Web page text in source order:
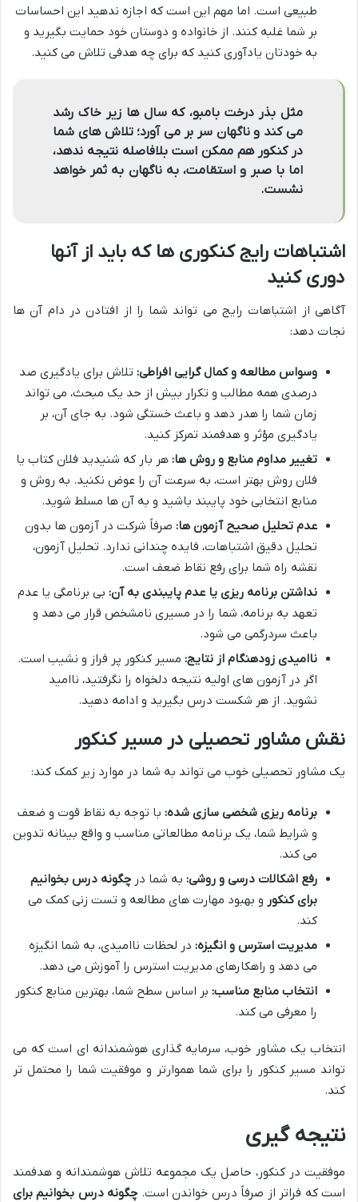
طبیعی است. اما مهم این است که اجازه ندهید این احساسات
بر شما غلبه کنند. از خانواده و دوستان خود حمایت بگیرید و
به خودتان یادآوری کنید که برای چه هدفی تلاش می کنید.
مثل بذر درخت بامبو، که سال ها زیر خاک رشد
می کند و ناگهان سر بر می آورد؛ تلاش های شما
در کنکور هم ممکن است بلافاصله نتیجه ندهد،
اما با صبر و استقامت، به ناگهان به ثمر خواهد
نشست.
اشتباهات رایج کنکوری ها که باید از آنها
دوری کنید
آگاهی از اشتباهات رایج می تواند شما را از افتادن در دام آن ها
نجات دهد:
وسواس مطالعه و کمال گرایی افراطی: تلاش برای یادگیری صد
درصدی همه مطالب و تکرار بیش از حد یک مبحث، می تواند
زمان شما را هدر دهد و باعث خستگی شود. به جای آن، بر
یادگیری مؤثر و هدفمند تمرکز کنید.
تغییر مداوم منابع و روش ها: هر بار که شنیدید فلان کتاب یا
فلان روش بهتر است، به سرعت آن را عوض نکنید. به روش و
منابع انتخابی خود پایبند باشید و به آن ها مسلط شوید.
عدم تحلیل صحیح آزمون ها: صرفاً شرکت در آزمون ها بدون
تحلیل دقیق اشتباهات، فایده چندانی ندارد. تحلیل آزمون،
نقشه راه شما برای رفع نقاط ضعف است.
نداشتن برنامه ریزی یا عدم پایبندی به آن: بی برنامگی یا عدم
تعهد به برنامه، شما را در مسیری نامشخص قرار می دهد و
باعث سردرگمی می شود.
ناامیدی زودهنگام از نتایج: مسیر کنکور پر فراز و نشیب است.
اگر در آزمون های اولیه نتیجه دلخواه را نگرفتید، ناامید
نشوید. از هر شکست درس بگیرید و ادامه دهید.
نقش مشاور تحصیلی در مسیر کنکور
یک مشاور تحصیلی خوب می تواند به شما در موارد زیر کمک کند:
برنامه ریزی شخصی سازی شده: با توجه به نقاط قوت و ضعف
و شرایط شما، یک برنامه مطالعاتی مناسب و واقع بینانه تدوین
می کند.
رفع اشکالات درسی و روشی: به شما در چگونه درس بخوانیم
برای کنکور و بهبود مهارت های مطالعه و تست زنی کمک می
کند.
مدیریت استرس و انگیزه: در لحظات ناامیدی، به شما انگیزه
می دهد و راهکارهای مدیریت استرس را آموزش می دهد.
انتخاب منابع مناسب: بر اساس سطح شما، بهترین منابع کنکور
را معرفی می کند.
انتخاب یک مشاور خوب، سرمایه گذاری هوشمندانه ای است که می
تواند مسیر کنکور را برای شما هموارتر و موفقیت شما را محتمل تر
کند.
نتیجه گیری
موفقیت در کنکور، حاصل یک مجموعه تلاش هوشمندانه و هدفمند
است که فراتر از صرفاً درس خواندن است. چگونه درس بخوانیم برای